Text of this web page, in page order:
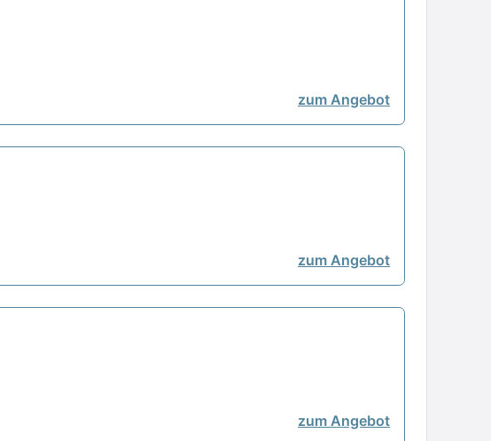
zum Angebot
zum Angebot
zum Angebot